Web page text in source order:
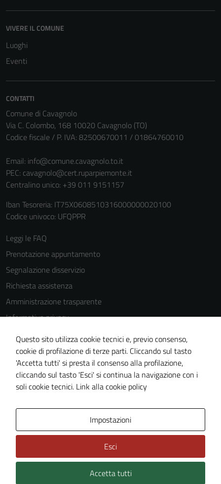
VIVERE IL COMUNE
Luoghi
Eventi
CONTATTI
Comune di Cavagnolo
Via C. Colombo, 168 10020 Cavagnolo (TO)
Codice fiscale / P. IVA: 82500670011 / 01864760010
Email: info@comune.cavagnolo.to.it
PEC: cavagnolo@cert.ruparpiemonte.it
Centralino unico: +39 011 9151157
Iban Tesoreria: IT75X0608510316000000020100
Codice univoco: UFQPPR
Leggi le FAQ
Prenotazione appuntamento
Segnalazione disservizio
Richiesta assistenza
Amministrazione trasparente
Informativa privacy
Cookie Policy
Note legali
Dichiarazione di accessibilità
Piano di miglioramento del sito
Technical Design s.r.l.
Questo sito utilizza cookie tecnici e, previo consenso,
cookie di profilazione di terze parti. Cliccando sul tasto
'Accetta tutti' si presta il consenso alla profilazione,
cliccando sul tasto 'Esci' si continua la navigazione con i
soli cookie tecnici. Link alla cookie policy
Impostazioni
Esci
Accetta tutti
sono necessari
possono
essere
non raccolgono
personali.